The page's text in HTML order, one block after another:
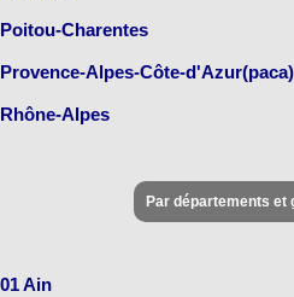
Poitou-Charentes
Provence-Alpes-Côte-d'Azur(paca)
Rhône-Alpes
Par départements et
01 Ain